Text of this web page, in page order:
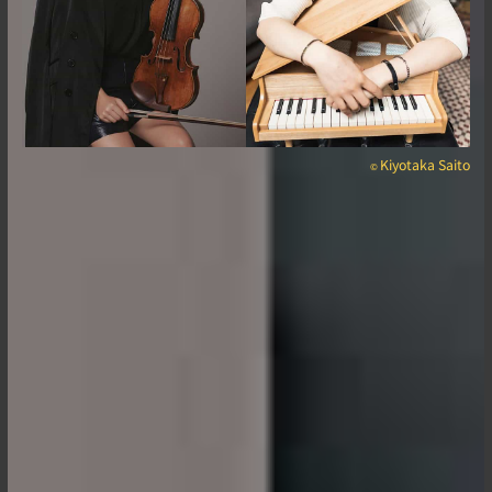
©︎ Kiyotaka Saito